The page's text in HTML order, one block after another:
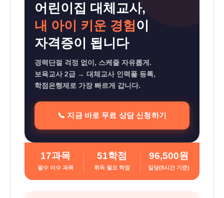
이
집
대
체
교
사
자
증
방
어린이집 대체교사,
내 아이 키운 경험이
자격증이 됩니다
경력단절 걱정 없이, 스케줄 자유롭게.
보육교사 2급 → 대체교사 인력풀 등록,
학점은행제로 가장 빠르게 갑니다.
📞 지금 바로 무료 상담 신청하기
17과목
필수 이수 과목
51학점
취득 필요 학점
96,500원
일당(8시간 기준)